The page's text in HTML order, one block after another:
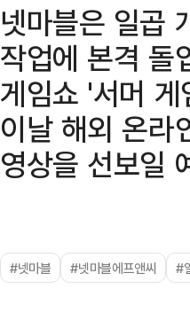
넷마블은 일곱
작업에 본격 돌
게임쇼 '서머
이날 해외 온라
영상을 선보일
#넷마블 #넷마블에프앤씨 #